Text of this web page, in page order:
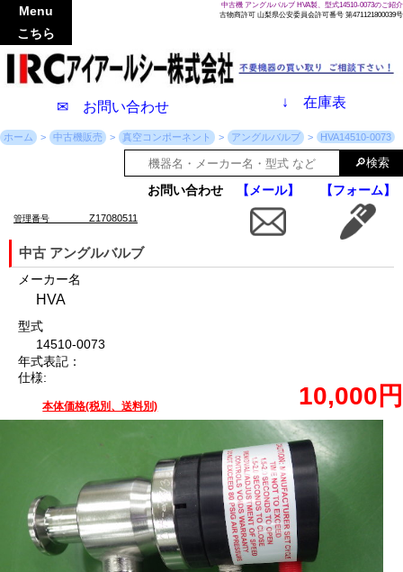
中古機 アングルバルブ HVA製、型式14510-0073のご紹介
古物商許可 山梨県公安委員会許可番号 第471121800039号
✉ お問い合わせ ↓ 在庫表
Menu
こちら
ホーム 中古機販売 真空コンポーネント アングルバルブ HVA14510-0073
お問い合わせ 【メール】 【フォーム】
管理番号 Z17080511
中古 アングルバルブ
メーカー名
HVA
型式
14510-0073
年式表記：
仕様:
本体価格(税別、送料別) 10,000円